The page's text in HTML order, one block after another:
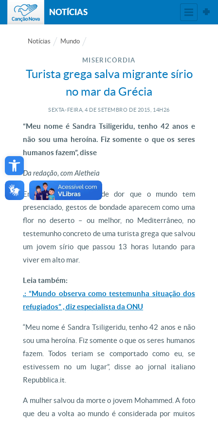
Open toolbar
NOTÍCIAS
Notícias Mundo
MISERICÓRDIA
Turista grega salva migrante sírio
no mar da Grécia
SEXTA-FEIRA, 4 DE SETEMBRO DE 2015, 14H26
“Meu nome é Sandra Tsiligeridu, tenho 42 anos e
não sou uma heroína. Fiz somente o que os seres
humanos fazem”, disse
Da redação, com Aletheia
Em meio ao cenário de dor que o mundo tem
presenciado, gestos de bondade aparecem como uma
flor no deserto – ou melhor, no Mediterrâneo, no
testemunho concreto de uma turista grega que salvou
um jovem sírio que passou 13 horas lutando para
viver em alto mar.
Leia também:
.: “Mundo observa como testemunha situação dos
refugiados” , diz especialista da ONU
“Meu nome é Sandra Tsiligeridu, tenho 42 anos e não
sou uma heroína. Fiz somente o que os seres humanos
fazem. Todos teriam se comportado como eu, se
estivessem no um lugar”, disse ao jornal italiano
Repubblica.it.
A mulher salvou da morte o jovem Mohammed. A foto
que deu a volta ao mundo é considerada por muitos